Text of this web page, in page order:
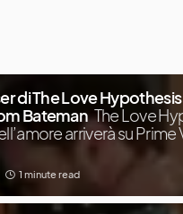
di The Love
Bateman The Love
arriverà su Prime
1 minute read